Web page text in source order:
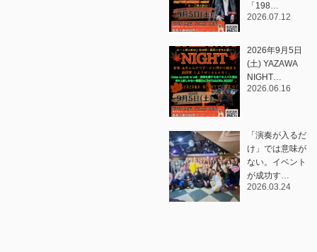
「198…
2026.07.12
2026年9月5日
(土) YAZAWA
NIGHT…
2026.06.16
「演奏が入るだ
け」では意味が
ない。イベント
が成功す…
2026.03.24